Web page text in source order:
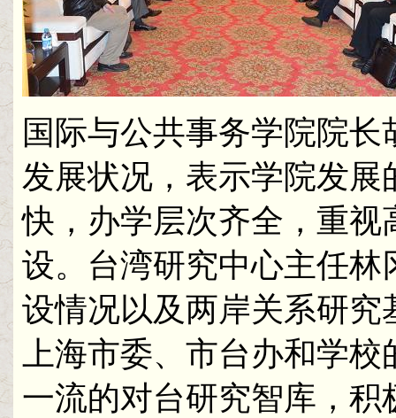
国际与公共事务学院院
发展状况，表示学院发
快，办学层次齐全，重
设。台湾研究中心主任
设情况以及两岸关系研
上海市委、市台办和学
一流的对台研究智库，